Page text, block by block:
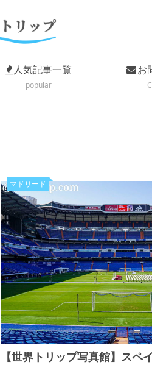
人気記事一覧
popular
お
マドリード
【世界トリップ写真館】スペ